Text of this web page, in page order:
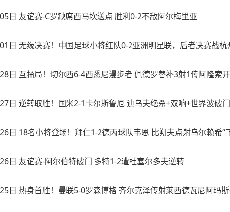
日 友谊赛-C罗缺席西马坎送点 胜利0-2不敌阿尔梅里亚
日 无缘决赛！中国足球小将红队0-2亚洲明星联，后者决赛战杭
日 互捅局！切尔西6-4西悉尼漫步者 佩德罗替补3射1传阿隆索
日 逆转取胜！国米2-1卡尔斯鲁厄 迪乌夫绝杀+双响+世界波破门
日 18名小将登场！拜仁1-2德丙球队韦恩 比朔夫点射乌尔赖希“
日 友谊赛-阿尔伯特破门 多特1-2遭杜塞尔多夫逆转
日 热身首胜！曼联5-0罗森博格 齐尔克泽传射莱西德瓦尼阿玛